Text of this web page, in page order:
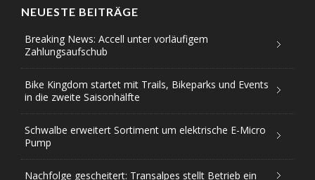
NEUESTE BEITRÄGE
Breaking News: Accell unter vorläufigem
Zahlungsaufschub
Bike Kingdom startet mit Trails, Bikeparks und Events
in die zweite Saisonhälfte
Schwalbe erweitert Sortiment um elektrische E-Micro
Pump
Nachfolge gescheitert: Transalpes stellt Betrieb ein